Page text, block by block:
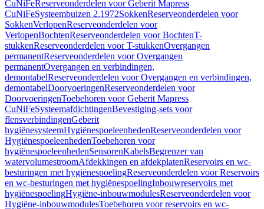
CuNiFeReserveonderdelen voor Geberit Mapress
CuNiFeSysteembuizen 2.1972SokkenReserveonderdelen voor
SokkenVerlopenReserveonderdelen voor
VerlopenBochtenReserveonderdelen voor BochtenT-
stukkenReserveonderdelen voor T-stukkenOvergangen
permanentReserveonderdelen voor Overgangen
permanentOvergangen en verbindingen,
demontabelReserveonderdelen voor Overgangen en verbindingen,
demontabelDoorvoeringenReserveonderdelen voor
DoorvoeringenToebehoren voor Geberit Mapress
CuNiFeSysteemafdichtingenBevestiging-sets voor
flensverbindingenGeberit
hygiënesysteemHygiënespoeleenhedenReserveonderdelen voor
HygiënespoeleenhedenToebehoren voor
hygiënespoeleenhedenSensorenKabelsBegrenzer van
watervolumestroomAfdekkingen en afdekplatenReservoirs en wc-
besturingen met hygiënespoelingReserveonderdelen voor Reservoirs
en wc-besturingen met hygiënespoelingInbouwreservoirs met
hygiënespoelingHygiëne-inbouwmodulesReserveonderdelen voor
Hygiëne-inbouwmodulesToebehoren voor reservoirs en wc-